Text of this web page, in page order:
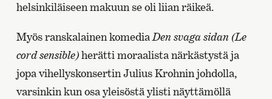
helsinkiläiseen makuun se oli liian räikeä.
Myös ranskalainen komedia Den svaga sidan (Le
cord sensible)herätti moraalista närkästystä ja
jopa vihellyskonsertin Julius Krohnin johdolla,
varsinkin kun osa yleisöstä ylisti näyttämöllä